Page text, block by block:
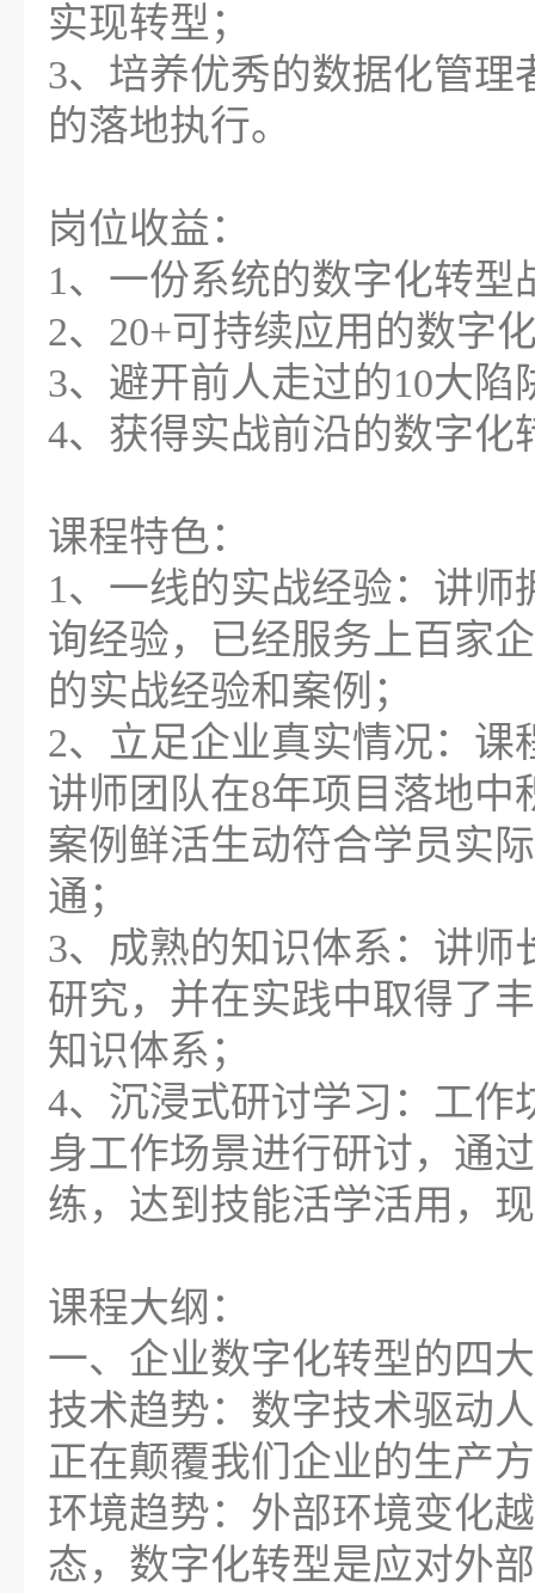
实现转型；
3、培养优秀的数据化管
的落地执行。
岗位收益：
1、一份系统的数字化转
2、20+可持续应用的数字
3、避开前人走过的10大
4、获得实战前沿的数字化
课程特色：
1、一线的实战经验：讲
询经验，已经服务上百家
的实战经验和案例；
2、立足企业真实情况：
讲师团队在8年项目落地
案例鲜活生动符合学员实
通；
3、成熟的知识体系：讲
研究，并在实践中取得了
知识体系；
4、沉浸式研讨学习：工
身工作场景进行研讨，通
练，达到技能活学活用，
课程大纲：
一、企业数字化转型的四
技术趋势：数字技术驱动
正在颠覆我们企业的生产
环境趋势：外部环境变化
态，数字化转型是应对外